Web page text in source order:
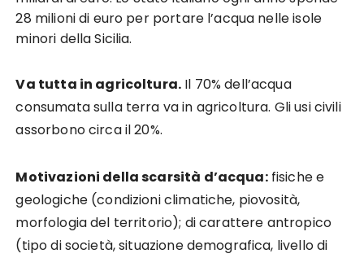
28 milioni di euro per portare l’acqua nelle isole
minori della Sicilia.
Va tutta in agricoltura. Il 70% dell’acqua
consumata sulla terra va in agricoltura. Gli usi civili
assorbono circa il 20%.
Motivazioni della scarsità d’acqua:fisiche e
geologiche (condizioni climatiche, piovosità,
morfologia del territorio); di carattere antropico
(tipo di società, situazione demografica, livello di